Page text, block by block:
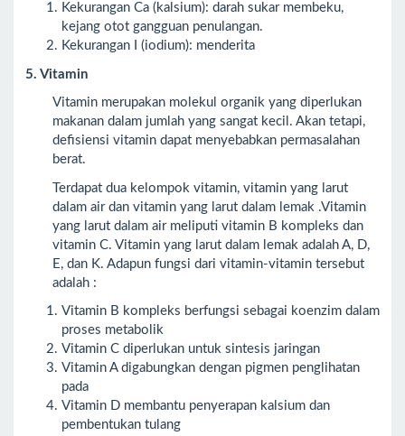
Kekurangan Ca (kalsium): darah sukar membeku,
kejang otot gangguan penulangan.
Kekurangan I (iodium): menderita
5. Vitamin
Vitamin merupakan molekul organik yang diperlukan
makanan dalam jumlah yang sangat kecil. Akan tetapi,
defisiensi vitamin dapat menyebabkan permasalahan
berat.
Terdapat dua kelompok vitamin, vitamin yang larut
dalam air dan vitamin yang larut dalam lemak .Vitamin
yang larut dalam air meliputi vitamin B kompleks dan
vitamin C. Vitamin yang larut dalam lemak adalah A, D,
E, dan K. Adapun fungsi dari vitamin-vitamin tersebut
adalah :
Vitamin B kompleks berfungsi sebagai koenzim dalam
proses metabolik
Vitamin C diperlukan untuk sintesis jaringan
Vitamin A digabungkan dengan pigmen penglihatan
pada
Vitamin D membantu penyerapan kalsium dan
pembentukan tulang